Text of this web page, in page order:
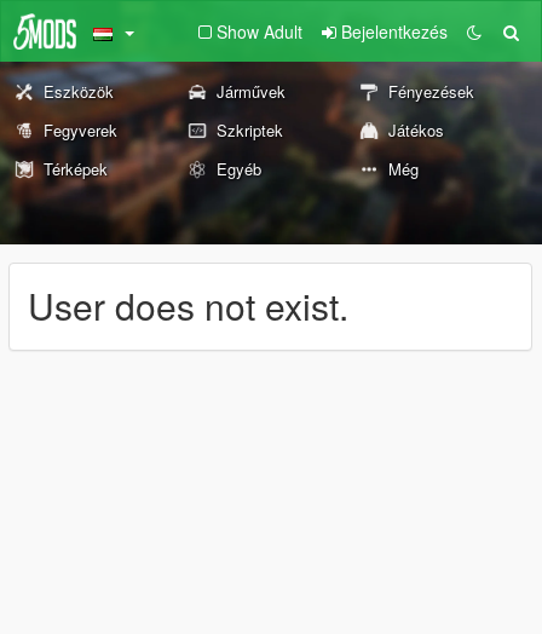
Show Adult Bejelentkezés
Eszközök Járművek
Fényezések
Fegyverek
Szkriptek
Játékos
Térképek
Egyéb Még
User does not exist.